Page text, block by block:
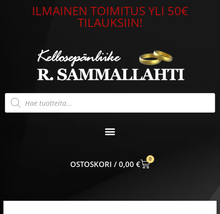
ILMAINEN TOIMITUS YLI 50€
TILAUKSIIN!
Products
search
0,00 €
0
CART